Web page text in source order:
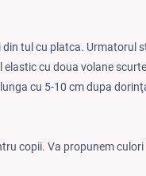
tul cu platca.
cu doua volane
cu 5-10 cm dupa
copii. Va propunem